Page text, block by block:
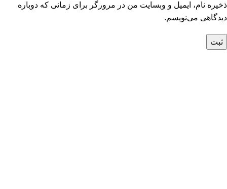
ذخیره نام، ایمیل و وبسایت من در مرورگر برای زمانی که دوباره
دیدگاهی می‌نویسم.